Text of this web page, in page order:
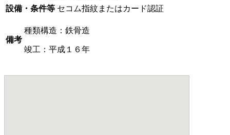
設備・条件等 セコム指紋またはカード認証
備考
種類構造：鉄骨造
竣工：平成１６年